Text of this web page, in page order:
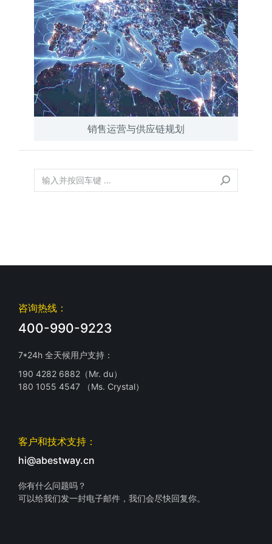
销售运营与供应链规划
咨询热线：
400-990-9223
7*24h 全天候用户支持：
190 4282 6882（Mr. du）
180 1055 4547 （Ms. Crystal）
客户和技术支持：
hi@abestway.cn
你有什么问题吗？
可以给我们发一封电子邮件，我们会尽快回复你。